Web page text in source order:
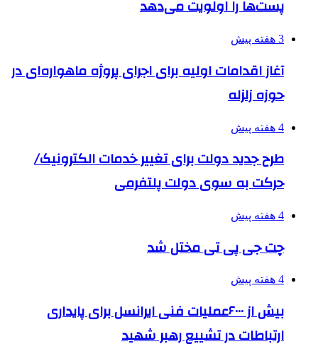
پست‌ها را اولویت می‌دهد
3 هفته پیش
آغاز اقدامات اولیه برای اجرای پروژه ماهواره‌ای در
حوزه زلزله
4 هفته پیش
طرح جدید دولت برای تغییر خدمات الکترونیک/
حرکت به سوی دولت پلتفرمی
4 هفته پیش
چت جی پی تی مختل شد
4 هفته پیش
بیش از ۶۰۰۰عملیات فنی ایرانسل برای پایداری
ارتباطات در تشییع رهبر شهید